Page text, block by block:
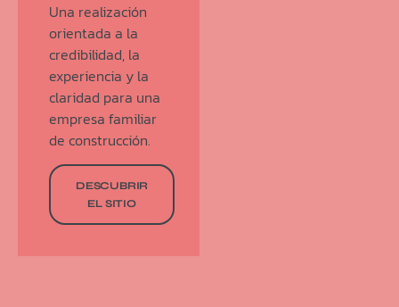
Una realización
orientada a la
credibilidad, la
experiencia y la
claridad para una
empresa familiar
de construcción.
DESCUBRIR
EL SITIO